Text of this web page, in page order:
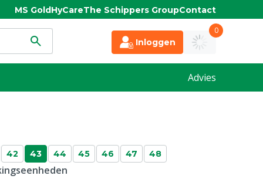
MS GoldHyCareThe Schippers GroupContact
Inloggen
0
Advies
42 43 44 45 46 47 48